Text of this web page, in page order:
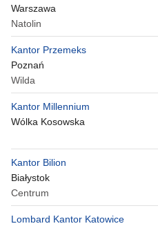
Warszawa
Natolin
Kantor Przemeks
Poznań
Wilda
Kantor Millennium
Wólka Kosowska
Kantor Bilion
Białystok
Centrum
Lombard Kantor Katowice